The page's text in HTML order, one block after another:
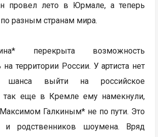
провел лето в Юрмале, а теперь
по разным странам мира.
перекрыта возможность
на территории России. У артиста нет
шанса выйти на российское
так еще в Кремле ему намекнули,
Галкиным* не по пути. Это
и родственников шоумена. Вряд